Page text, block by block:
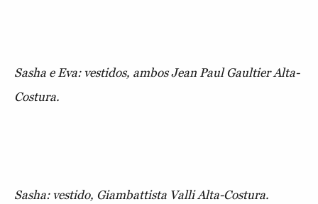
Sasha e Eva: vestidos, ambos Jean Paul Gaultier Alta-
Costura.
Sasha: vestido, Giambattista Valli Alta-Costura.